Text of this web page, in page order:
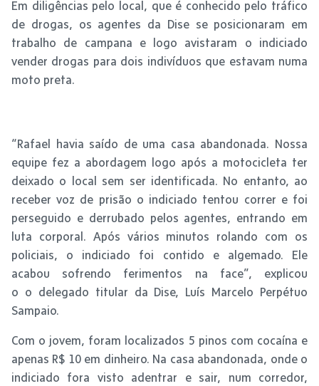
Em diligências pelo local, que é conhecido pelo tráfico
de drogas, os agentes da Dise se posicionaram em
trabalho de campana e logo avistaram o indiciado
vender drogas para dois indivíduos que estavam numa
moto preta.
“Rafael havia saído de uma casa abandonada. Nossa
equipe fez a abordagem logo após a motocicleta ter
deixado o local sem ser identificada. No entanto, ao
receber voz de prisão o indiciado tentou correr e foi
perseguido e derrubado pelos agentes, entrando em
luta corporal. Após vários minutos rolando com os
policiais, o indiciado foi contido e algemado. Ele
acabou sofrendo ferimentos na face”, explicou
o o delegado titular da Dise, Luís Marcelo Perpétuo
Sampaio.
Com o jovem, foram localizados 5 pinos com cocaína e
apenas R$ 10 em dinheiro. Na casa abandonada, onde o
indiciado fora visto adentrar e sair, num corredor,